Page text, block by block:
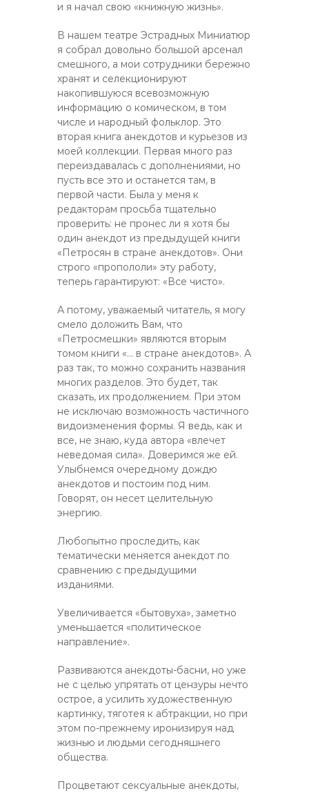
и я начал свою «книжную жизнь».
В нашем театре Эстрадных Миниатюр
я собрал довольно большой арсенал
смешного, а мои сотрудники бережно
хранят и селекционируют
накопившуюся всевозможную
информацию о комическом, в том
числе и народный фольклор. Это
вторая книга анекдотов и курьезов из
моей коллекции. Первая много раз
переиздавалась с дополнениями, но
пусть все это и останется там, в
первой части. Была у меня к
редакторам просьба тщательно
проверить: не пронес ли я хотя бы
один анекдот из предыдущей книги
«Петросян в стране анекдотов». Они
строго «пропололи» эту работу,
теперь гарантируют: «Все чисто».
А потому, уважаемый читатель, я могу
смело доложить Вам, что
«Петросмешки» являются вторым
томом книги «… в стране анекдотов». А
раз так, то можно сохранить названия
многих разделов. Это будет, так
сказать, их продолжением. При этом
не исключаю возможность частичного
видоизменения формы. Я ведь, как и
все, не знаю, куда автора «влечет
неведомая сила». Доверимся же ей.
Улыбнемся очередному дождю
анекдотов и постоим под ним.
Говорят, он несет целительную
энергию.
Любопытно проследить, как
тематически меняется анекдот по
сравнению с предыдущими
изданиями.
Увеличивается «бытовуха», заметно
уменьшается «политическое
направление».
Развиваются анекдоты-басни, но уже
не с целью упрятать от цензуры нечто
острое, а усилить художественную
картинку, тяготея к абтракции, но при
этом по-прежнему иронизируя над
жизнью и людьми сегодняшнего
общества.
Процветают сексуальные анекдоты,